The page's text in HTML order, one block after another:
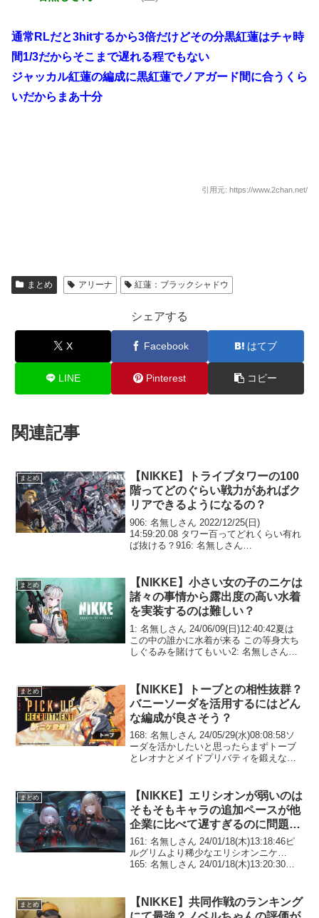
通常RLだと3hitするから3倍だけどその分黒紅蓮はチャ時
間1/3だからそこまで遅れる程でもない
ジャッカル紅蓮の編成に黒紅蓮でノアガード間に合うくら
いだからまあ十分
引用元: https://www.2chan.net/
まとめ アリーナ 紅蓮：ブラックシャドウ
シェアする
X Facebook はてブ
LINE Pinterest コピー
関連記事
まとめ
【NIKKE】トライブタワーの100
階ってどのぐらい戦力があればク
リアできるようになるの？
906: 名無しさん 2022/12/25(日)
14:59:20.08 タワー百ってどれくらい有れ
ば抜ける？916: 名無しさん
まとめ
【NIKKE】小さい女の子のニケは
諸々の事情から露出度の高い水着
を実装するのは難しい？
1: 名無しさん 24/06/09(日)12:40:42夏は
この中の誰かに水着が来る この等身大ち
しぐるみを賭けてもいい2: 名無しさん
2...
まとめ
【NIKKE】トーブとの相性抜群？
バニーソーダを活用するにはどん
な編成が良さそう？
168: 名無しさん 24/05/29(水)08:08:58ソ
ーダを活かしたいと思ったらまずトーブ
とレオナとメイドプリバティを鍛えない
余裕無いんだが 172: 名無しさ...
まとめ
【NIKKE】エリシオンが弱いのは
そもそもキャラの追加ペースが他
企業に比べて遅すぎるのに問題が
ある
161: 名無しさん 24/01/18(木)13:18:46ピ
ルグリムより稀少なエリシオンニケ…
165: 名無しさん 24/01/18(木)13:20:30エ
ならおまう...
まとめ
【NIKKE】共同作戦のランキング